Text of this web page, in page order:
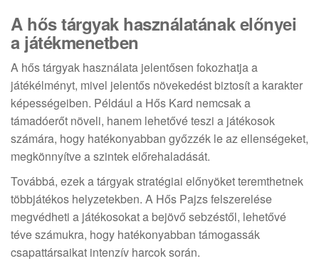
A hős tárgyak használatának előnyei
a játékmenetben
A hős tárgyak használata jelentősen fokozhatja a
játékélményt, mivel jelentős növekedést biztosít a karakter
képességeiben. Például a Hős Kard nemcsak a
támadóerőt növeli, hanem lehetővé teszi a játékosok
számára, hogy hatékonyabban győzzék le az ellenségeket,
megkönnyítve a szintek előrehaladását.
Továbbá, ezek a tárgyak stratégiai előnyöket teremthetnek
többjátékos helyzetekben. A Hős Pajzs felszerelése
megvédheti a játékosokat a bejövő sebzéstől, lehetővé
téve számukra, hogy hatékonyabban támogassák
csapattársaikat intenzív harcok során.